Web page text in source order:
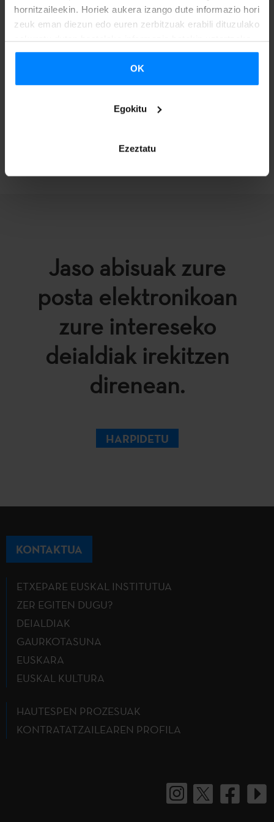
hornitzaileekin. Horiek aukera izango dute informazio hori
zeuk eman diezun edo euren zerbitzuak erabili dituzulako
eskuratu duten bestelako informazio batekin uztartzeko.
OK
Egokitu
Ezeztatu
Jaso abisuak zure
posta elektronikoan
zure intereseko
deialdiak irekitzen
direnean.
HARPIDETU
KONTAKTUA
ETXEPARE EUSKAL INSTITUTUA
ZER EGITEN DUGU?
DEIALDIAK
GAURKOTASUNA
EUSKARA
EUSKAL KULTURA
HAUTESPEN PROZESUAK
KONTRATATZAILEAREN PROFILA